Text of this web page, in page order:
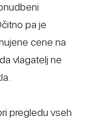
pa je
cene na
vlagatelj ne
pregledu vseh